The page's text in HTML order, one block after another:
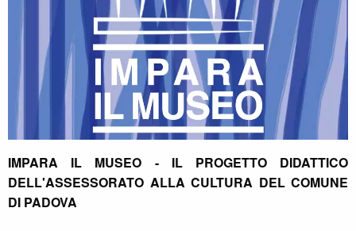
IMPARA IL MUSEO - IL PROGETTO DIDATTICO
DELL'ASSESSORATO ALLA CULTURA DEL COMUNE
DI PADOVA